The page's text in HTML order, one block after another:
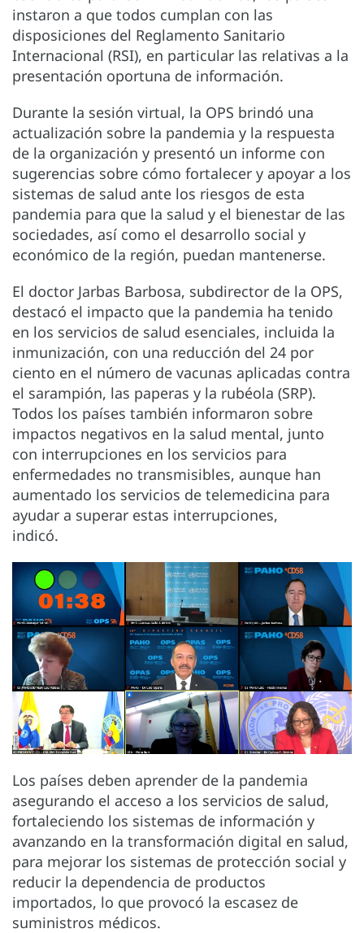
instaron a que todos cumplan con las
disposiciones del Reglamento Sanitario
Internacional (RSI), en particular las relativas a la
presentación oportuna de información.
Durante la sesión virtual, la OPS brindó una
actualización sobre la pandemia y la respuesta
de la organización y presentó un informe con
sugerencias sobre cómo fortalecer y apoyar a los
sistemas de salud ante los riesgos de esta
pandemia para que la salud y el bienestar de las
sociedades, así como el desarrollo social y
económico de la región, puedan mantenerse.
El doctor Jarbas Barbosa, subdirector de la OPS,
destacó el impacto que la pandemia ha tenido
en los servicios de salud esenciales, incluida la
inmunización, con una reducción del 24 por
ciento en el número de vacunas aplicadas contra
el sarampión, las paperas y la rubéola (SRP).
Todos los países también informaron sobre
impactos negativos en la salud mental, junto
con interrupciones en los servicios para
enfermedades no transmisibles, aunque han
aumentado los servicios de telemedicina para
ayudar a superar estas interrupciones,
indicó.
Los países deben aprender de la pandemia
asegurando el acceso a los servicios de salud,
fortaleciendo los sistemas de información y
avanzando en la transformación digital en salud,
para mejorar los sistemas de protección social y
reducir la dependencia de productos
importados, lo que provocó la escasez de
suministros médicos.